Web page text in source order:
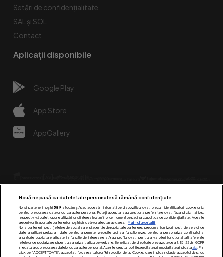
Setări de confidențialitate
SAL și SOL
Contact
Aplicații disponibile
Google Play
App Store
AppGallery
Urmărește-ne pe:
Nouă ne pasă ca datele tale personale să rămână confidențiale
Noi și partenerii noștri 589stocăm și/sau accesăm informații pe dispozitivul dvs., precum identificatorii cookie unici
pentru prelucrarea datelor cu caracter personal. Puteți accepta sau gestiona preferințele dvs. făcând clic mai jos,
respectiv vă puteți opune utilizării unui interes legitim în orice moment pe pagina cu politica de confidențialitate. Aceste
alegeri vor fi raportate partenerilor noștri și nu vă vor afecta navigarea.
Mai multe detalii
Noi si partenerii nostri (retelele de socializare si agentiile de publicitate partenere, precum si furnizorii nostri de servicii de
date analitice) prelucram date pentru a permite website-ului sa functioneze, pentru a personaliza continutul si
anunturile publicitare afisate in functie de interesele si/sau profilul dvs., pentru a va oferi functionalitati aferente
retelelor de socializare si pentru a analiza traficul pe website. Beneficiati de drepturile prevazute de art. 15-22 din GDPR
in legatura cu prelucrarea datelor cu caracter personal. Aceste drepturi pot fi exercitate prin modalitatea indicataaici. Prin
click pe “ACCEPT TOATE”, acceptati folosirea tuturor Tehnologiilor de tip Cookie, care implica inclusiv acceptul dvs. cu